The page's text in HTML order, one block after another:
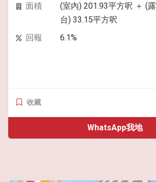
面積
(室內) 201.93平方呎 ＋ (露
台) 33.15平方呎
回報
6.1%
收藏
WhatsApp我地